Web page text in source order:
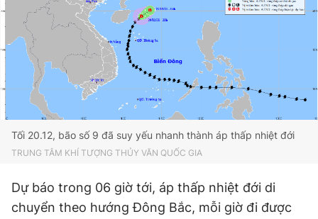
Hotline
0906 645 777
Liên hệ quảng cáo
0908 780 404
Đặt báo Quảng cáo RSS Tòa soạn Chính sách bảo
Tổng biên tập: Nguyễn Ngọc Toàn
Phó tổng biên tập thường trực: Hải Thành
Phó tổng biên tập: Lâm Hiếu Dũng
Phó tổng biên tập: Trần Việt Hưng
Tổng thư ký tòa soạn: Đức Trung
© 2003-2026 Bản quyền thuộc về Báo Thanh Niên. Cấm sao
chép dưới mọi hình thức nếu không có sự chấp thuận bằng văn
bản. Phát triển bởi ePi Technologies, JSC.
Tối 20.12, bão số 9 đã suy yếu nhanh thành áp thấp nhiệt đới
TRUNG TÂM KHÍ TƯỢNG THỦY VĂN QUỐC GIA
Dự báo trong 06 giờ tới, áp thấp nhiệt đới di
chuyển theo hướng Đông Bắc, mỗi giờ đi được